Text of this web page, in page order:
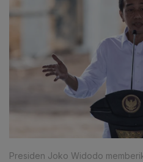
Presiden Joko Widodo